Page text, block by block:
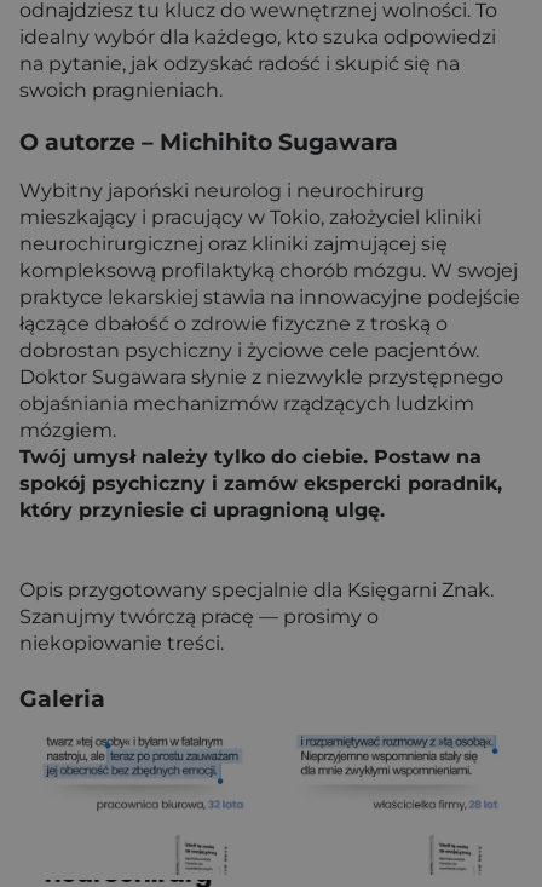
odnajdziesz tu klucz do wewnętrznej wolności. To
idealny wybór dla każdego, kto szuka odpowiedzi
na pytanie, jak odzyskać radość i skupić się na
swoich pragnieniach.
O autorze – Michihito Sugawara
Wybitny japoński neurolog i neurochirurg
mieszkający i pracujący w Tokio, założyciel kliniki
neurochirurgicznej oraz kliniki zajmującej się
kompleksową profilaktyką chorób mózgu. W swojej
praktyce lekarskiej stawia na innowacyjne podejście
łączące dbałość o zdrowie fizyczne z troską o
dobrostan psychiczny i życiowe cele pacjentów.
Doktor Sugawara słynie z niezwykle przystępnego
objaśniania mechanizmów rządzących ludzkim
mózgiem.
Twój umysł należy tylko do ciebie. Postaw na
spokój psychiczny i zamów ekspercki poradnik,
który przyniesie ci upragnioną ulgę.
Opis przygotowany specjalnie dla Księgarni Znak.
Szanujmy twórczą pracę — prosimy o
niekopiowanie treści.
Galeria